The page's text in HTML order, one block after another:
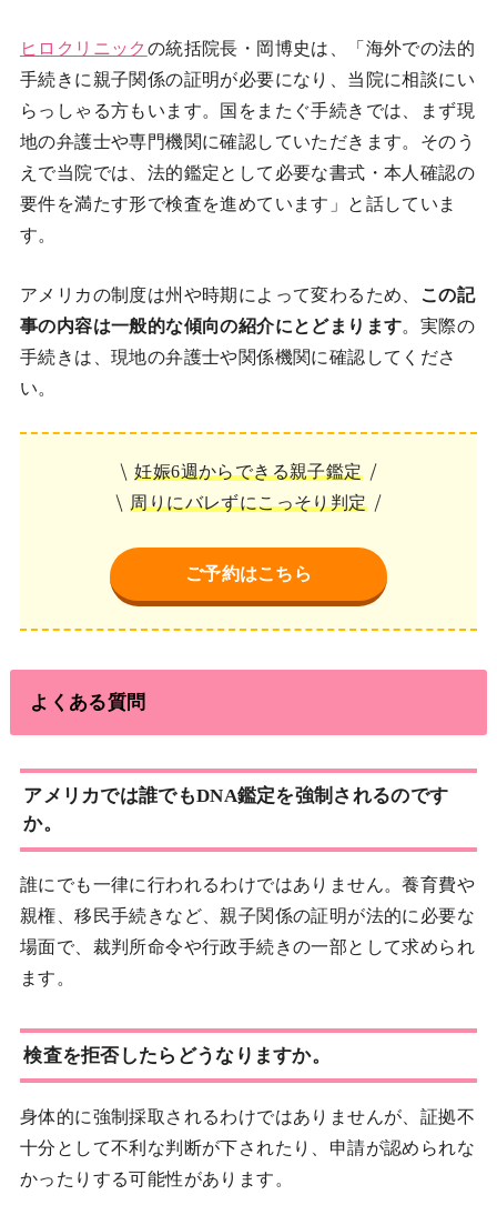
ヒロクリニック の統括院長・岡博史は、「海外での法的
手続きに親子関係の証明が必要になり、当院に相談にい
らっしゃる方もいます。国をまたぐ手続きでは、まず現
地の弁護士や専門機関に確認していただきます。そのう
えで当院では、法的鑑定として必要な書式・本人確認の
要件を満たす形で検査を進めています」と話していま
す。
アメリカの制度は州や時期によって変わるため、
この記
事の内容は一般的な傾向の紹介にとどまります。実際の
手続きは、現地の弁護士や関係機関に確認してくださ
い。
妊娠6週からできる親子鑑定
周りにバレずにこっそり判定
ご予約はこちら
よくある質問
アメリカでは誰でもDNA鑑定を強制されるのです
か。
誰にでも一律に行われるわけではありません。養育費や
親権、移民手続きなど、親子関係の証明が法的に必要な
場面で、裁判所命令や行政手続きの一部として求められ
ます。
検査を拒否したらどうなりますか。
身体的に強制採取されるわけではありませんが、証拠不
十分として不利な判断が下されたり、申請が認められな
かったりする可能性があります。